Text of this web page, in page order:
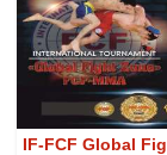
IF-FCF Global